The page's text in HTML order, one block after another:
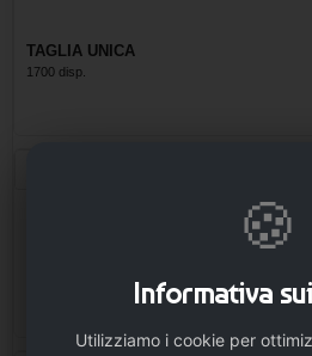
TAGLIA UNICA
1700 disp.
🍪
Informativa
Utilizziamo i cookie per